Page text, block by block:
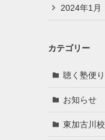
2024年1月
カテゴリー
聴く塾便り
お知らせ
東加古川校